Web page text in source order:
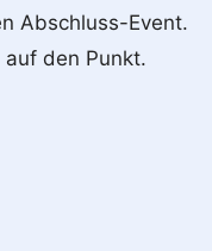
Abschluss-Event.
den Punkt.